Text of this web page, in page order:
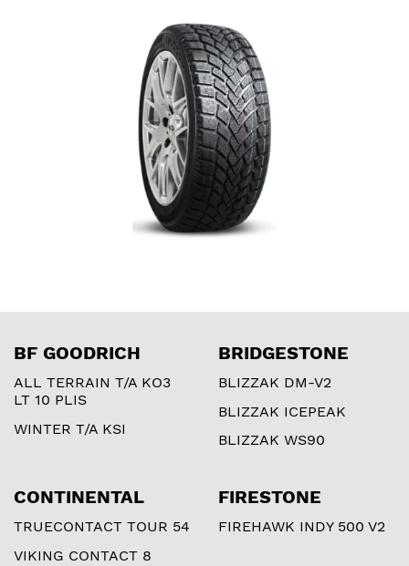
BF GOODRICH
ALL TERRAIN T/A KO3
LT 10 PLIS
WINTER T/A KSI
BRIDGESTONE
BLIZZAK DM-V2
BLIZZAK ICEPEAK
BLIZZAK WS90
CONTINENTAL
TRUECONTACT TOUR 54
VIKING CONTACT 8
FIRESTONE
FIREHAWK INDY 500 V2